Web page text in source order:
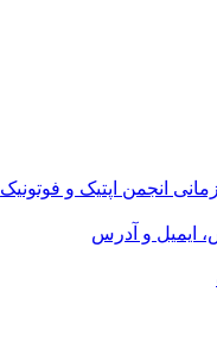
انجمن اپتیک و فوتونیک
ایمیل و آدرس